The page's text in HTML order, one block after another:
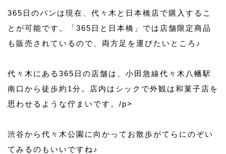
365日のパンは現在、代々木と日本橋店で購入するこ
とが可能です。「365日と日本橋」では店舗限定商品
も販売されているので、両方足を運びたいところ♪
代々木にある365日の店舗は、小田急線代々木八幡駅
南口から徒歩約1分。店内はシックで外観は和菓子店を
思わせるような佇まいです。/p>
渋谷から代々木公園に向かってお散歩がてらにのぞい
てみるのもいいですね♪